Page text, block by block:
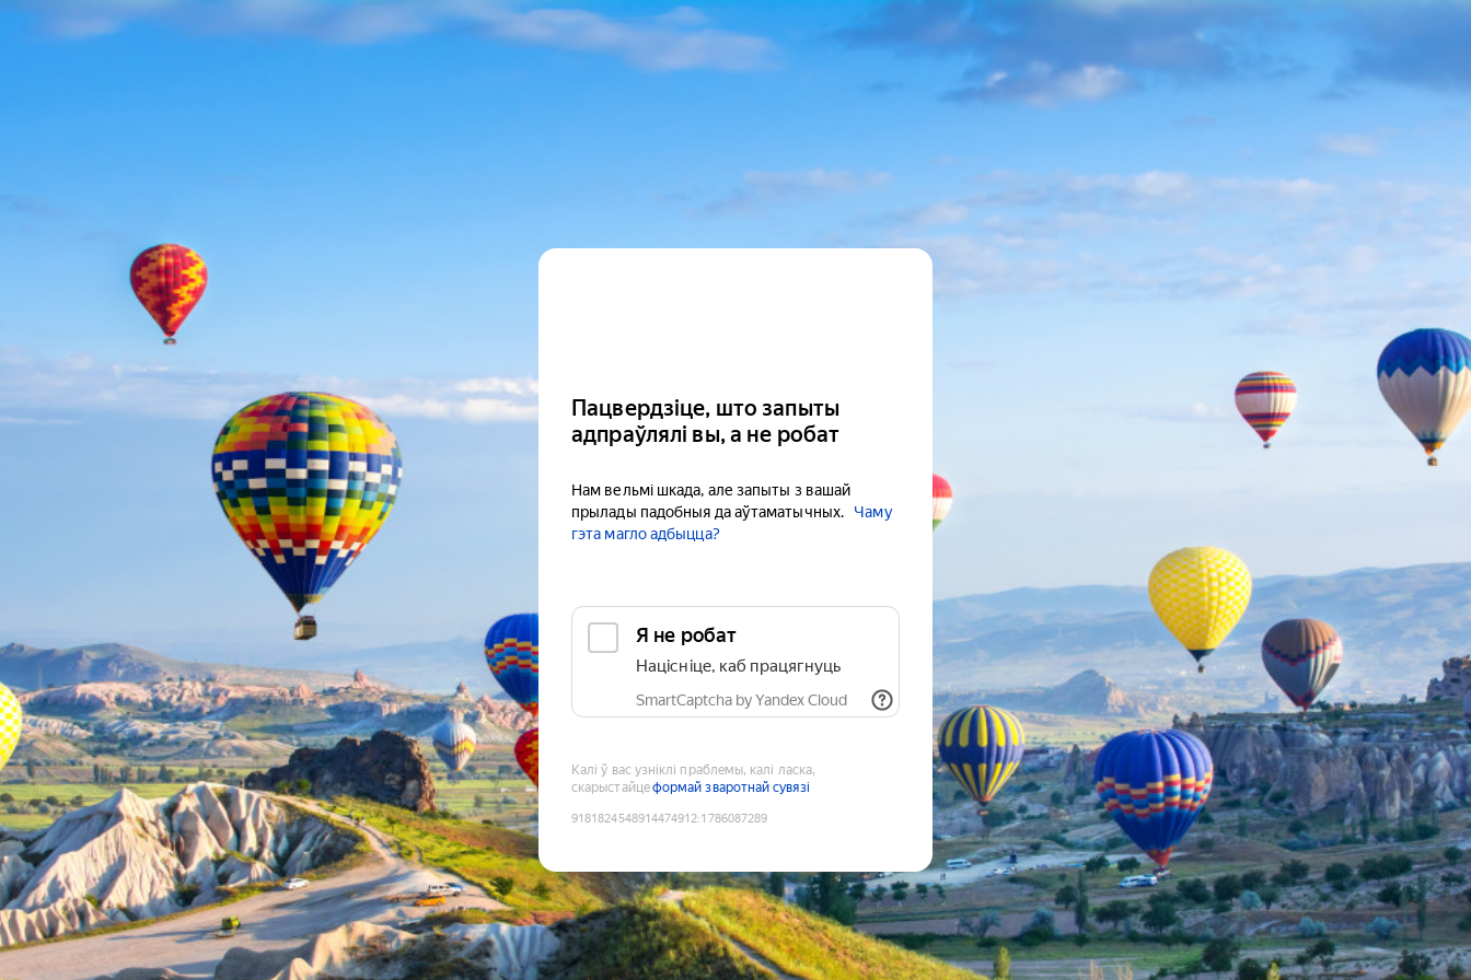
Пацвердзіце, што запыты
адпраўлялі вы, а не робат
Нам вельмі шкада, але запыты з вашай
прылады падобныя да аўтаматычных.
Чаму
гэта магло адбыцца?
Я не робат
Націсніце, каб працягнуць
SmartCaptcha by Yandex Cloud
Калі ў вас узніклі праблемы, калі ласка,
скарыстайцеформай зваротнай сувязі
9181824548914474912:1786087289